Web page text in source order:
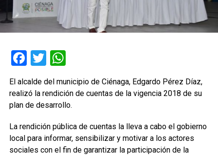
Facebook
TwitterWhatsApp
El alcalde del municipio de Ciénaga, Edgardo Pérez Díaz,
realizó la rendición de cuentas de la vigencia 2018 de su
plan de desarrollo.
La rendición pública de cuentas la lleva a cabo el gobierno
local para informar, sensibilizar y motivar a los actores
sociales con el fin de garantizar la participación de la